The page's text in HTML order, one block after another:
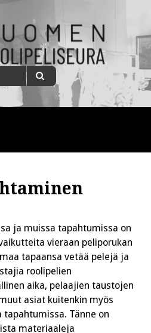
roolipeliseura
Search
ja muissa tapahtumissa on
vieraan peliporukan
tapaansa vetää pelejä ja
roolipelien
aika, pelaajien taustojen
asiat kuitenkin myös
Tänne on
materiaaleja